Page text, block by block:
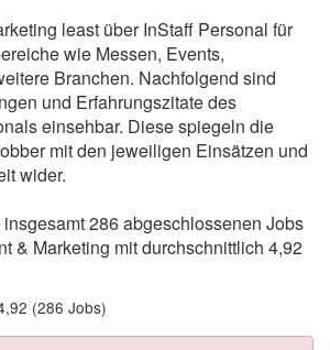
least über InStaff Personal für
wie Messen, Events,
Branchen. Nachfolgend sind
und Erfahrungszitate des
einsehbar. Diese spiegeln die
mit den jeweiligen Einsätzen und
wider.
286 abgeschlossenen Jobs
& Marketing mit durchschnittlich 4,92
(286 Jobs)